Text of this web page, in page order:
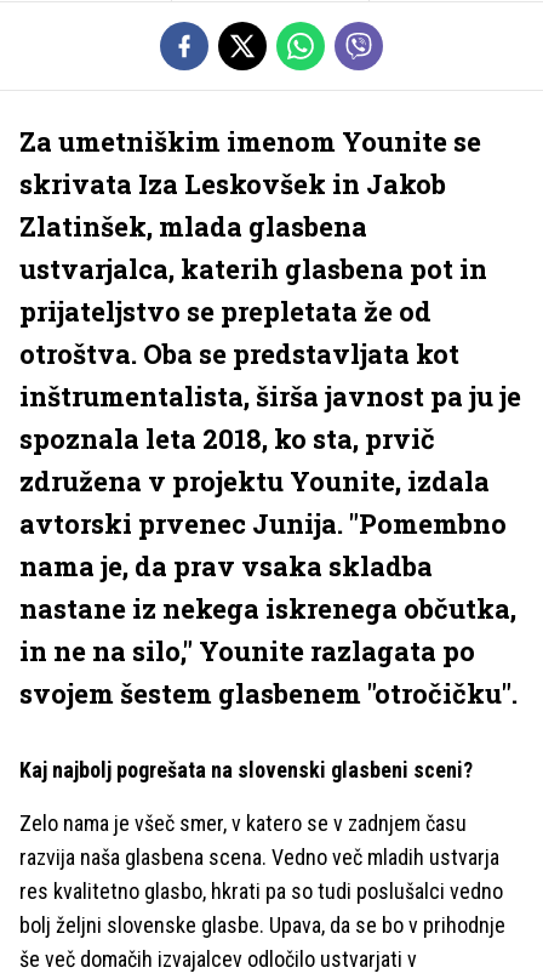
Za umetniškim imenom Younite se
skrivata Iza Leskovšek in Jakob
Zlatinšek, mlada glasbena
ustvarjalca, katerih glasbena pot in
prijateljstvo se prepletata že od
otroštva. Oba se predstavljata kot
inštrumentalista, širša javnost pa ju je
spoznala leta 2018, ko sta, prvič
združena v projektu Younite, izdala
avtorski prvenec Junija. "Pomembno
nama je, da prav vsaka skladba
nastane iz nekega iskrenega občutka,
in ne na silo," Younite razlagata po
svojem šestem glasbenem "otročičku".
Kaj najbolj pogrešata na slovenski glasbeni sceni?
Zelo nama je všeč smer, v katero se v zadnjem času
razvija naša glasbena scena. Vedno več mladih ustvarja
res kvalitetno glasbo, hkrati pa so tudi poslušalci vedno
bolj željni slovenske glasbe. Upava, da se bo v prihodnje
še več domačih izvajalcev odločilo ustvarjati v